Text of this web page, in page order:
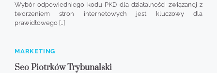
Wybór odpowiedniego kodu PKD dla działalności związanej z
tworzeniem stron internetowych jest kluczowy dla
prawidłowego […]
MARKETING
Seo Piotrków Trybunalski